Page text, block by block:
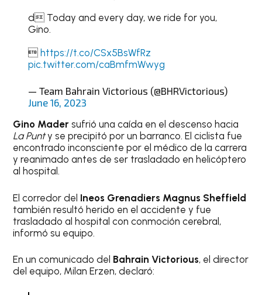
d Today and every day, we ride for you,
Gino.
 https://t.co/CSx5BsWfRz
pic.twitter.com/caBmfmWwyg
— Team Bahrain Victorious (@BHRVictorious)
June 16, 2023
Gino Mader sufrió una caída en el descenso hacia
La Punty se precipitó por un barranco. El ciclista fue
encontrado inconsciente por el médico de la carrera
y reanimado antes de ser trasladado en helicóptero
al hospital.
El corredor del Ineos Grenadiers Magnus Sheffield
también resultó herido en el accidente y fue
trasladado al hospital con conmoción cerebral,
informó su equipo.
En un comunicado del Bahrain Victorious, el director
del equipo, Milan Erzen, declaró: